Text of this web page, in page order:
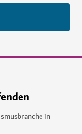
in